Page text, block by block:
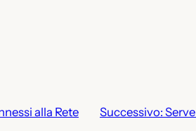
alla Rete Successivo: